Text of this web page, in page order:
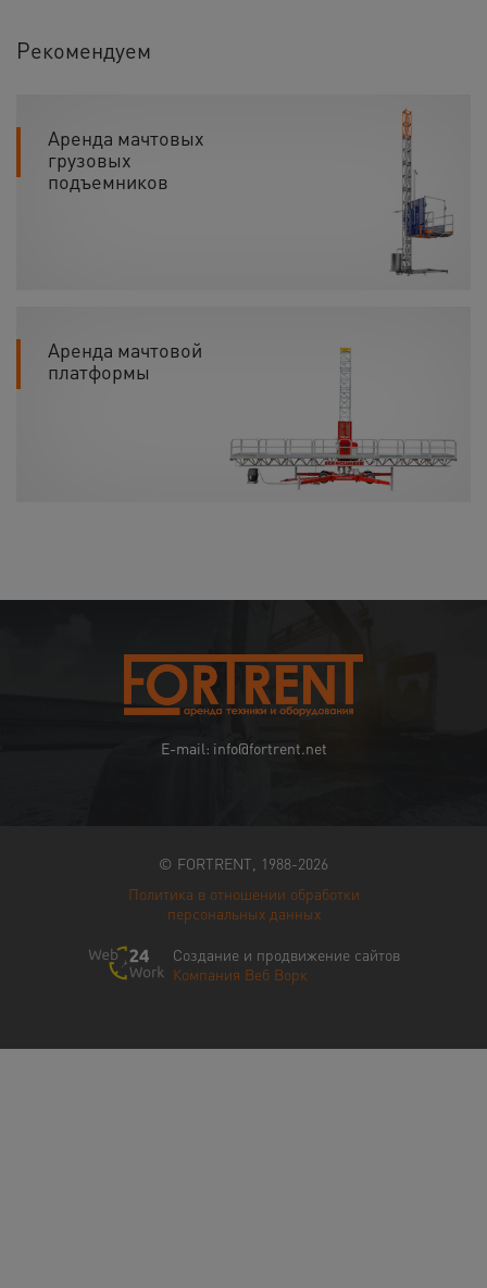
Рекомендуем
Аренда мачтовых
грузовых
подъемников
Аренда мачтовой
платформы
E-mail: info@fortrent.net
© FORTRENT, 1988-2026
Политика в отношении обработки
персональных данных
Создание и продвижение сайтов
Компания Веб Ворк